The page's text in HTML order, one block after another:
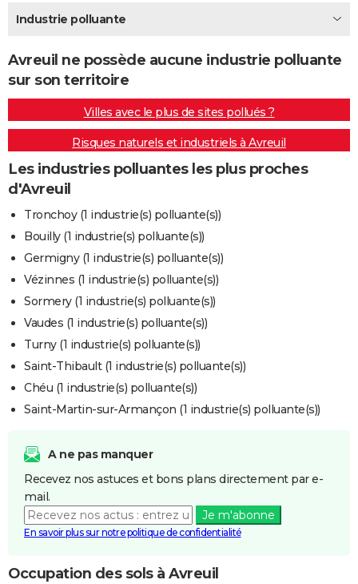
Destinations
City break
Voyage nature
Voyage de noces
Forum
Climat
+PHOTO
GUIDES D'ACHAT
BONS PLANS
CARTE DE VOEUX
Carte de Noël
Carte Bonne année
Carte Saint-Valentin
Carte d'anniversaire
DICTIONNAIRE
Dictionnaire
Biographies
Citations
Expressions
Proverbes
PROGRAMME TV
COPAINS D'AVANT
S'inscrire
Se connecter
Lycées
Collèges
Primaires
Universités
Entreprises
Service militaire
Avis de recherche
AVIS DE DÉCÈS
FORUM
Bricolage
Lifestyle
Culture
Sport
Auto
Television
Voyage
Cinema
Industrie polluante
Avreuil ne possède aucune industrie polluante
sur son territoire
Villes avec le plus de sites pollués ?
Risques naturels et industriels à Avreuil
Les industries polluantes les plus proches
d'Avreuil
Tronchoy (1 industrie(s) polluante(s))
Bouilly (1 industrie(s) polluante(s))
Germigny (1 industrie(s) polluante(s))
Vézinnes (1 industrie(s) polluante(s))
Sormery (1 industrie(s) polluante(s))
Vaudes (1 industrie(s) polluante(s))
Turny (1 industrie(s) polluante(s))
Saint-Thibault (1 industrie(s) polluante(s))
Chéu (1 industrie(s) polluante(s))
Saint-Martin-sur-Armançon (1 industrie(s) polluante(s))
A ne pas manquer
Recevez nos astuces et bons plans directement par e-
mail.
Je m'abonne
En savoir plus sur notre politique de confidentialité
Occupation des sols à Avreuil